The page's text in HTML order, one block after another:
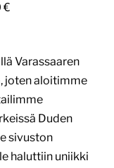
€
Varassaaren
joten aloitimme
Duden
sivuston
haluttiin uniikki